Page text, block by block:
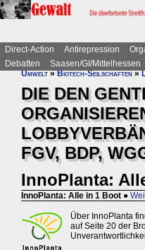
Direct-Action Antirepression
Debatten
Saasen/GI/Mittelhessen
Umwelt»Biotech-Seilschaften»
DIE DEN
FGV, BDP,
InnoPlanta:
InnoPlanta: Alle in 1 Boot ●
Über InnoPlanta
auf Seite 20 der